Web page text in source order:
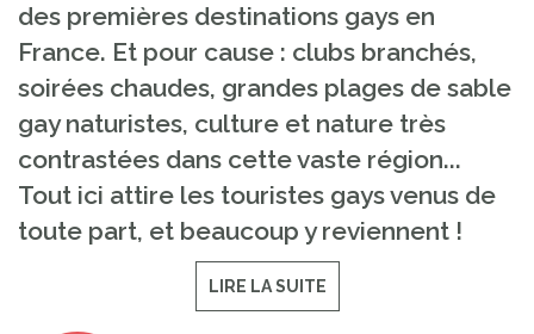
des premières destinations gays en
France. Et pour cause : clubs branchés,
soirées chaudes, grandes plages de sable
gay naturistes, culture et nature très
contrastées dans cette vaste région...
Tout ici attire les touristes gays venus de
toute part, et beaucoup y reviennent !
LIRE LA SUITE